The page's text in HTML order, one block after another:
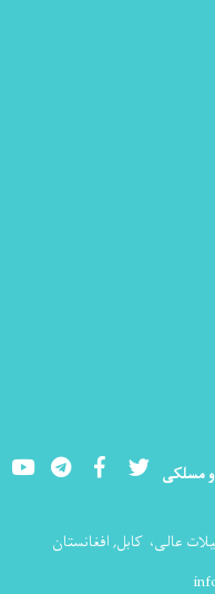
و مسلکی YoutubeLinkedInFacebook Twitter
عالی، کابل, افغانستان